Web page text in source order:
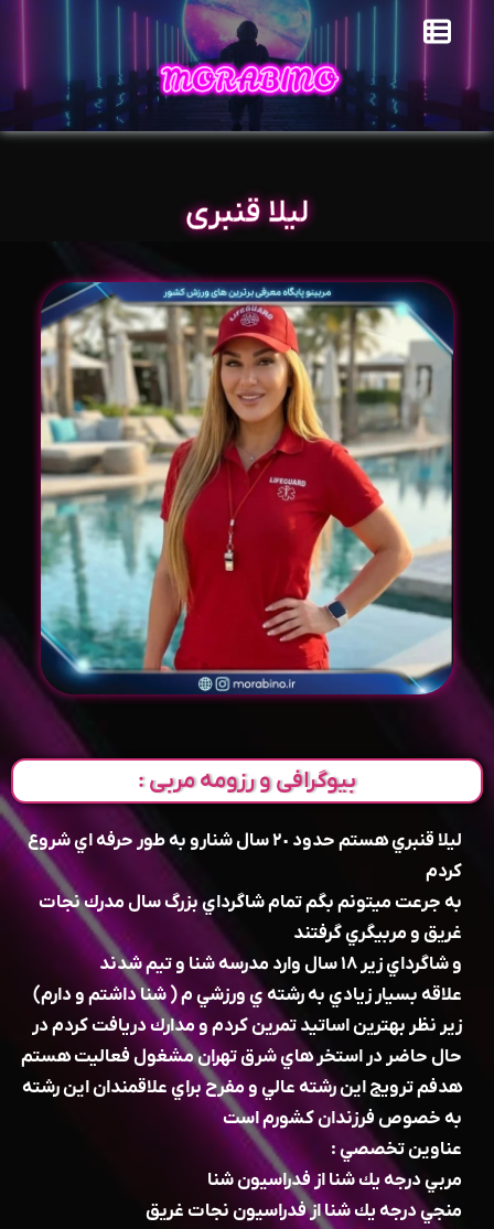
ليلا قنبری
بیوگرافی و رزومه مربی :
ليلا قنبري هستم حدود ٢٠ سال شنارو به طور حرفه اي شروع
كردم
به جرعت ميتونم بگم تمام شاگرداي بزرگ سال مدرك نجات
غريق و مربيگري گرفتند
و شاگرداي زير ١٨ سال وارد مدرسه شنا و تيم شدند
علاقه بسيار زيادي به رشته ي ورزشي م ( شنا داشتم و دارم)
زير نظر بهترين اساتيد تمرين كردم و مدارك دريافت كردم در
حال حاضر در استخر هاي شرق تهران مشغول فعاليت هستم
هدفم ترويج اين رشته عالي و مفرح براي علاقمندان اين رشته
به خصوص فرزندان كشورم است
عناوين تخصصي :
مربي درجه يك شنا از فدراسيون شنا
منجي درجه يك شنا از فدراسيون نجات غريق